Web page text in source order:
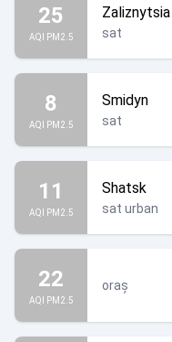
25
AQI PM2.5
Zaliznytsia
sat
8
AQI PM2.5
Smidyn
sat
11
AQI PM2.5
Shatsk
sat urban
22
AQI PM2.5
oraș